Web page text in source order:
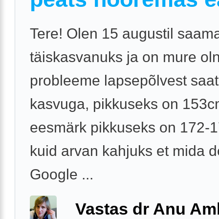
Tere! Olen 15 augustil
täiskasvanuks ja on mure
probleeme lapsepõlvest
kasvuga, pikkuseks on
eesmärk pikkuseks on 172-
kuid arvan kahjuks et mida
Google ...
Vastas dr Anu